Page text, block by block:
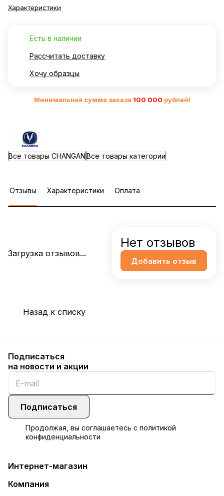
Характеристики
Есть в наличии
Рассчитать доставку
Хочу образцы
Минимальная сумма заказа 100 000 рублей!
Все товары CHANGANВсе товары категории
Отзывы Характеристики Оплата
Загрузка отзывов...
Нет отзывов
Добавить отзыв
Назад к списку
Подписаться
на новости и акции
Подписаться
Продолжая, вы соглашаетесь с политикой
конфиденциальности
Интернет-магазин
Компания